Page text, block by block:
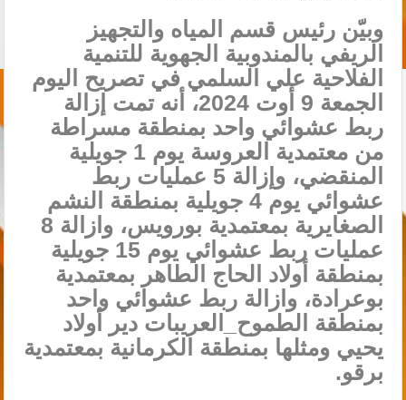
وبيّن رئيس قسم المياه والتجهيز
الريفي بالمندوبية الجهوية للتنمية
الفلاحية علي السلمي في تصريح اليوم
الجمعة 9 أوت 2024، أنه تمت إزالة
ربط عشوائي واحد بمنطقة مسراطة
من معتمدية العروسة يوم 1 جويلية
المنقضي، وإزالة 5 عمليات ربط
عشوائي يوم 4 جويلية بمنطقة النشم
الصغايرية بمعتمدية بورويس، وازالة 8
عمليات ربط عشوائي يوم 15 جويلية
بمنطقة أولاد الحاج الطاهر بمعتمدية
بوعرادة، وازالة ربط عشوائي واحد
بمنطقة الطموح_العريبات دير أولاد
يحيي ومثلها بمنطقة الكرمانية بمعتمدية
برقو.